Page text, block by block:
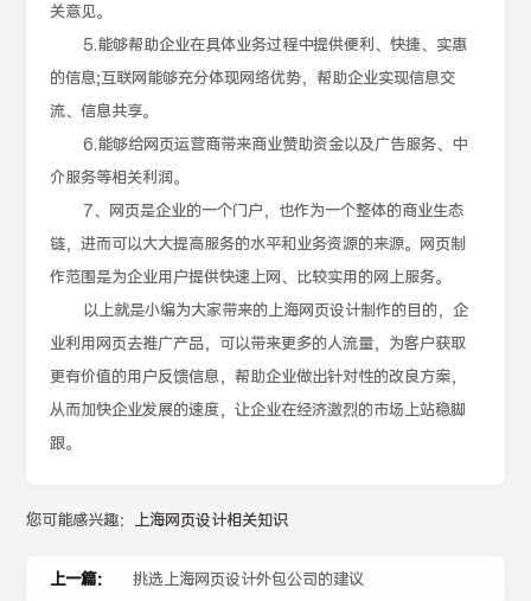
关意见。
5.能够帮助企业在具体业务过程中提供便利、快捷、实惠
的信息;互联网能够充分体现网络优势，帮助企业实现信息交
流、信息共享。
6.能够给网页运营商带来商业赞助资金以及广告服务、中
介服务等相关利润。
7、网页是企业的一个门户，也作为一个整体的商业生态
链，进而可以大大提高服务的水平和业务资源的来源。网页制
作范围是为企业用户提供快速上网、比较实用的网上服务。
以上就是小编为大家带来的上海网页设计制作的目的，企
业利用网页去推广产品，可以带来更多的人流量，为客户获取
更有价值的用户反馈信息，帮助企业做出针对性的改良方案，
从而加快企业发展的速度，让企业在经济激烈的市场上站稳脚
跟。
您可能感兴趣： 上海网页设计相关知识
上一篇： 挑选上海网页设计外包公司的建议